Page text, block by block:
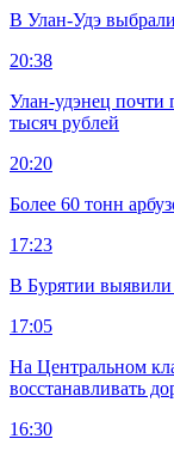
В Улан-Удэ
20:38
Улан-удэнец почти
тысяч рублей
20:20
Более 60 тонн
17:23
В Бурятии выявили
17:05
На Центральном
восстанавливать
16:30